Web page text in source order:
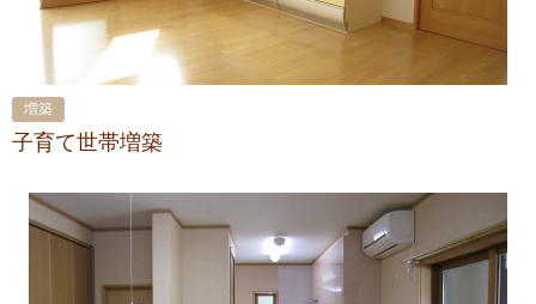
増築
子育て世帯増築